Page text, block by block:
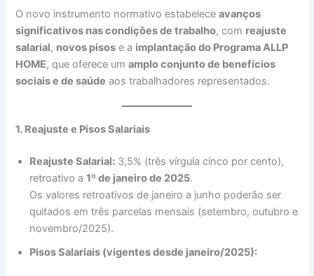
O novo instrumento normativo estabeleceavanços
significativos nas condições de trabalho, com reajuste
salarial, novos pisos e a implantação do Programa ALLP
HOME, que oferece umamplo conjunto de benefícios
sociais e de saúde aos trabalhadores representados.
1. Reajuste e Pisos Salariais
Reajuste Salarial: 3,5% (três vírgula cinco por cento),
retroativo a1º de janeiro de 2025.
Os valores retroativos de janeiro a junho poderão ser
quitados em três parcelas mensais (setembro, outubro e
novembro/2025).
Pisos Salariais (vigentes desde janeiro/2025):